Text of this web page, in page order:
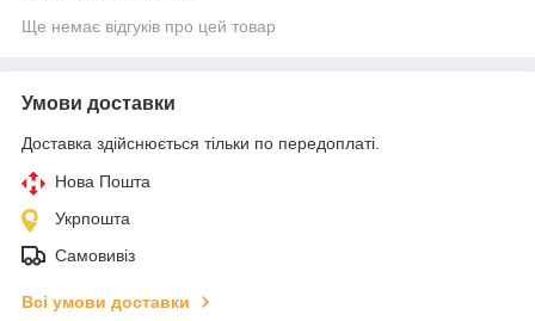
Ще немає відгуків про цей товар
Умови доставки
Доставка здійснюється тільки по передоплаті.
Нова Пошта
Укрпошта
Самовивіз
Всі умови доставки